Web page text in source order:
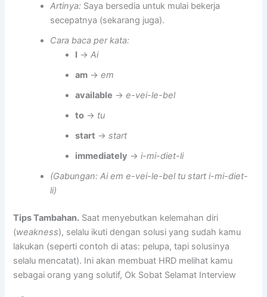
Artinya: Saya bersedia untuk mulai bekerja
secepatnya (sekarang juga).
Cara baca per kata:
I →Ai
am →em
available →e-vei-le-bel
to → tu
start →start
immediately →i-mi-diet-li
(Gabungan: Ai em e-vei-le-bel tu start i-mi-diet-
li)
Tips Tambahan. Saat menyebutkan kelemahan diri
(weakness), selalu ikuti dengan solusi yang sudah kamu
lakukan (seperti contoh di atas: pelupa, tapi solusinya
selalu mencatat). Ini akan membuat HRD melihat kamu
sebagai orang yang solutif, Ok Sobat Selamat Interview